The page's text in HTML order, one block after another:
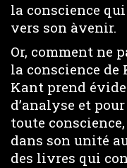
la conscience
vers son àvenir.
Or, comment ne
la conscience de
Kant prend
d’analyse et
toute
dans son unité
des livres qui